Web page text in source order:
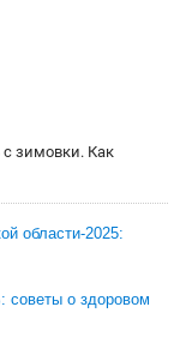
зимовки. Как
области-2025:
советы о здоровом